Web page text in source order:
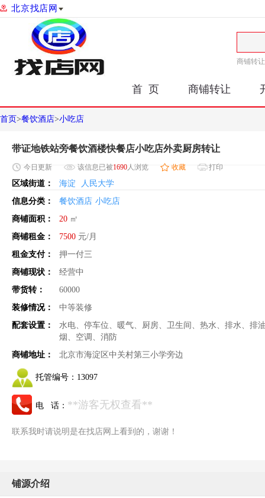
北京找店网
商铺转让
首 页 商铺转让
首页>餐饮酒店>小吃店
带证地铁站旁餐饮酒楼快餐店小吃店外卖厨房转让
今日 更新 该信息已被1690人浏览 收藏 打印
区域街道： 海淀
人民大学
信息分类：
餐饮酒店 小吃店
商铺面积：
20 ㎡
商铺租金：
7500 元/月
租金支付：
押一付三
商铺现状：
经营中
带货转：
60000
装修情况：
中等装修
配套设置：
水电、停车位、暖气、厨房、卫生间、热水、排水、排
烟、空调、消防
商铺地址：
北京市海淀区中关村第三小学旁边
托管编号： 13097
电 话： **游客无权查看**
联系我时请说明是在找店网上看到的，谢谢！
铺源介绍